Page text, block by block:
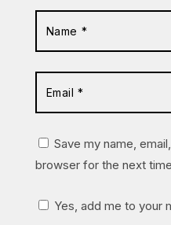
Save my name,
browser for the next
Yes, add me to your